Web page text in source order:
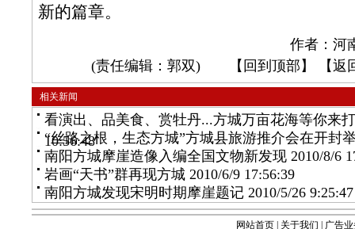
新的篇章。
作者：河
(责任编辑：郭双) 【 回到顶部 】 【返
相关新闻
看演出、品美食、赏牡丹...方城万亩花海等你来
10:56:48
“丝路之根，生态方城”方城县旅游推介会在开封
南阳方城摩崖造像入编全国文物新发现 2010/8/6
岩画“天书”群再现方城 2010/6/9 17:56:39
南阳方城发现宋明时期摩崖题记 2010/5/26 9:25:47
网站首页 关于我们 广告